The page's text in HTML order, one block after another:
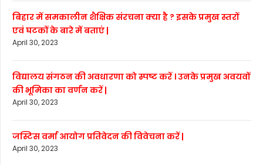
बिहार में समकालीन शैक्षिक संरचना क्या है ? इसके प्रमुख स्तरों
एवं घटकों के बारे में बताएं |
April 30, 2023
विद्यालय संगठन की अवधारणा को स्पष्ट करें । उनके प्रमुख अवयवों
की भूमिका का वर्णन करें |
April 30, 2023
जस्टिस वर्मा आयोग प्रतिवेदन की विवेचना करें |
April 30, 2023